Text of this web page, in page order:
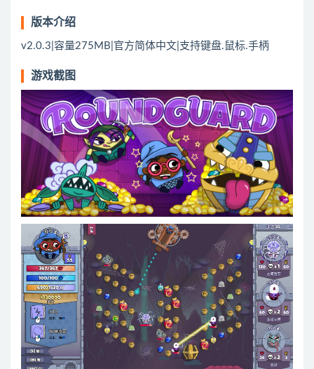
版本介绍
v2.0.3|容量275MB|官方简体中文|支持键盘.鼠标.手柄
游戏截图